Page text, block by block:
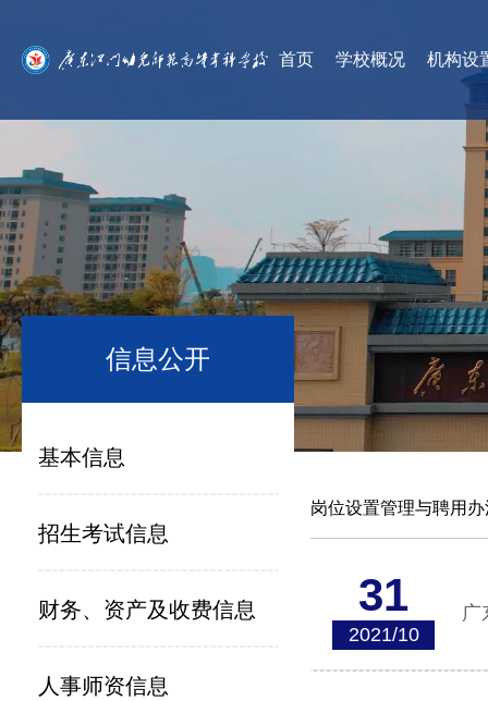
首页 学校概况 机构设
信息公开
基本信息
招生考试信息
财务、资产及收费信息
人事师资信息
岗位设置管理与聘用办
31
2021/10
广